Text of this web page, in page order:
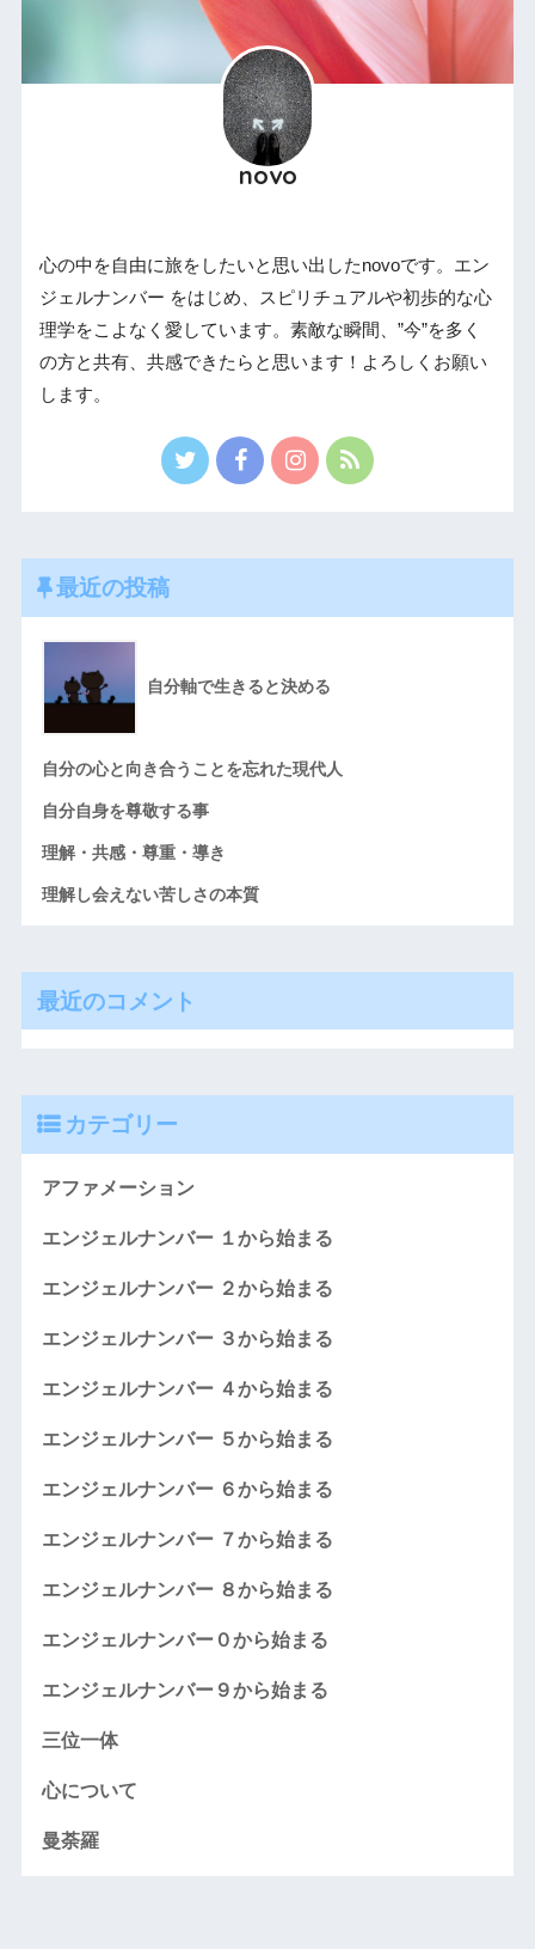
novo
心の中を自由に旅をしたいと思い出したnovoです。エン
ジェルナンバー をはじめ、スピリチュアルや初歩的な心
理学をこよなく愛しています。素敵な瞬間、”今”を多く
の方と共有、共感できたらと思います！よろしくお願い
します。
最近の投稿
自分軸で生きると決める
自分の心と向き合うことを忘れた現代人
自分自身を尊敬する事
理解・共感・尊重・導き
理解し会えない苦しさの本質
最近のコメント
カテゴリー
アファメーション
エンジェルナンバー １から始まる
エンジェルナンバー ２から始まる
エンジェルナンバー ３から始まる
エンジェルナンバー ４から始まる
エンジェルナンバー ５から始まる
エンジェルナンバー ６から始まる
エンジェルナンバー ７から始まる
エンジェルナンバー ８から始まる
エンジェルナンバー０から始まる
エンジェルナンバー９から始まる
三位一体
心について
曼荼羅